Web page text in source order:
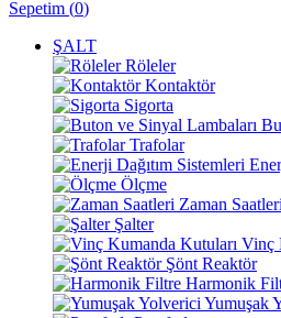
Sepetim (0)
ŞALT
Röleler
Kontaktör
Sigorta
Trafolar
Ölçme
Zaman Saatleri
Şalter
Vinç
Şönt Reaktör
Harmonik
Yumuşak